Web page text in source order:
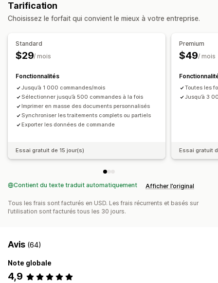
Personnalisation
Numéros de facture
Codes-barres
Multilingue
Téléchargement groupé
Génération de PDF
Impression et exportation Rapports
Numérotation séquentielle
Tarification
Choisissez le forfait qui convient le mieux à votre entreprise.
Standard
$29/ mois
Fonctionnalités
Jusqu’à 1 000 commandes/mois
Sélectionner jusqu’à 500 commandes à la fois
Imprimer en masse des documents personnalisés
Synchroniser les traitements complets ou partiels
Exporter les données de commande
Essai gratuit de 15 jour(s)
Premium
$49/ mois
Toutes les
Jusqu’à 3
Essai gratuit
Contient du texte traduit automatiquement Afficher l’original
Tous les frais sont facturés en USD. Les frais récurrents et basés sur
l’utilisation sont facturés tous les 30 jours.
Avis (64)
Note globale
4,9